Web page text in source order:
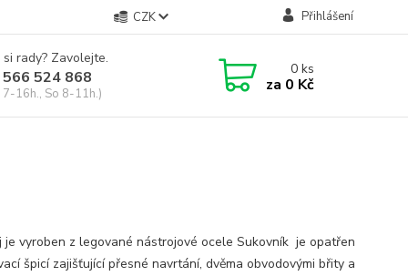
CZK Přihlášení
rady? Zavolejte.
524 868
7-16h., So 8-11h.)
0ks
za 0 Kč
je vyroben z legované nástrojové ocele Sukovník je opatřen
špicí zajišťující přesné navrtání, dvěma obvodovými břity a